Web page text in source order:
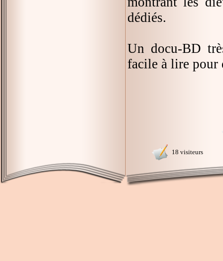
dédiés.
Un docu-BD
facile à lire pour
18 visiteurs